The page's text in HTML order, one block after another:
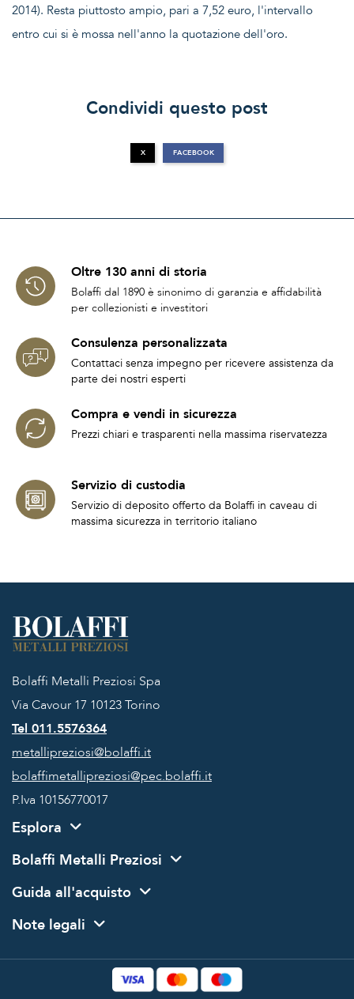
2014). Resta piuttosto ampio, pari a 7,52 euro, l'intervallo
entro cui si è mossa nell'anno la quotazione dell'oro.
Condividi questo post
X FACEBOOK
Oltre 130 anni di storia
Bolaffi dal 1890 è sinonimo di garanzia e affidabilità
per collezionisti e investitori
Consulenza personalizzata
Contattaci senza impegno per ricevere assistenza da
parte dei nostri esperti
Compra e vendi in sicurezza
Prezzi chiari e trasparenti nella massima riservatezza
Servizio di custodia
Servizio di deposito offerto da Bolaffi in caveau di
massima sicurezza in territorio italiano
Bolaffi Metalli Preziosi Spa
Via Cavour 17 10123 Torino
Tel 011.5576364
metallipreziosi@bolaffi.it
bolaffimetallipreziosi@pec.bolaffi.it
P.Iva 10156770017
Esplora
Bolaffi Metalli Preziosi
Guida all'acquisto
Note legali